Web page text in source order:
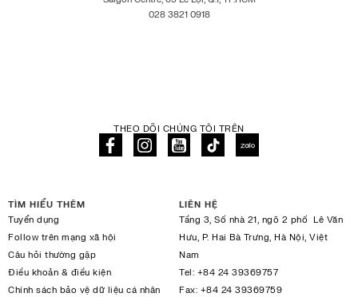
028 3821 0918
THEO DÕI CHÚNG TÔI TRÊN
TÌM HIỂU THÊM
Tuyển dụng
Follow trên mạng xã hội
Câu hỏi thường gặp
Điều khoản & điều kiện
Chính sách bảo vệ dữ liệu cá nhân
LIÊN HỆ
Tầng 3, Số nhà 21, ngõ 2 phố Lê Văn
Hưu, P. Hai Bà Trưng, Hà Nội, Việt
Nam
Tel: +84 24 39369757
Fax: +84 24 39369759